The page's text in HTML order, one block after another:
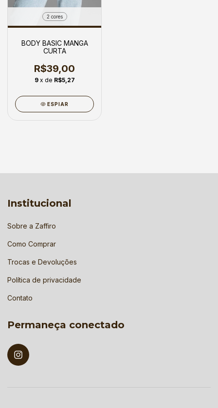
2 cores
BODY BASIC MANGA
CURTA
R$39,00
9 x de R$5,27
ESPIAR
Institucional
Sobre a Zaffiro
Como Comprar
Trocas e Devoluções
Política de privacidade
Contato
Permaneça conectado